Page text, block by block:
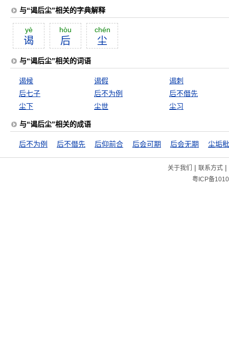
与“谒后尘”相关的字典解释
yè
谒
hòu
后
chén
尘
与“谒后尘”相关的词语
谒候 谒假
谒刺
后七子
后不为例
后不僭先
尘下
尘世 尘习
与“谒后尘”相关的成语
后不为例 后不僭先 后仰前合 后会可期 后会无期 尘垢
关于我们 | 联系方式|
粤ICP备